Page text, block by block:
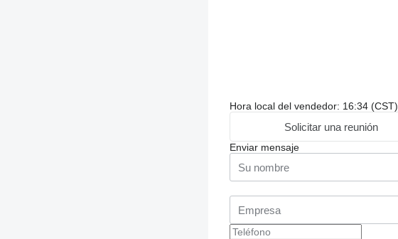
Hora local del vendedor: 16:34 (CST)
Solicitar una reunión
Enviar mensaje